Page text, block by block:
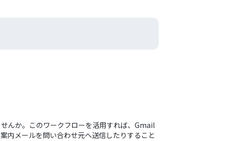
んか。このワークフローを活用すれば、Gmail
内メールを問い合わせ元へ送信したりすること